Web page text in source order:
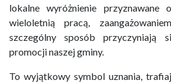
lokalne wyróżnienie przyznawane
wieloletnią pracą,
szczególny sposób przyczyniają
promocji naszej gminy.
To wyjątkowy symbol uznania,